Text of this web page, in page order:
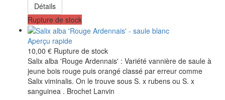
Détails
Rupture de stock
Aperçu rapide
10,00 € Rupture de stock
Salix alba 'Rouge Ardennais' : Variété vannière de saule à
jeune bois rouge puis orangé classé par erreur comme
Salix viminalis. On le trouve sous S. x rubens ou S. x
sanguinea . Brochet Lanvin